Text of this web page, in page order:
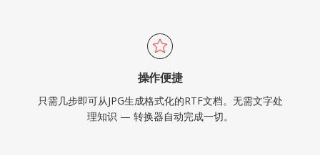
操作便捷
只需几步即可从JPG生成格式化的RTF文档。无需文字处
理知识 — 转换器自动完成一切。